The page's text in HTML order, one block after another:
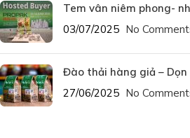
Tem vân niêm phong-
03/07/2025 No
Đào thải hàng giả –
27/06/2025 No